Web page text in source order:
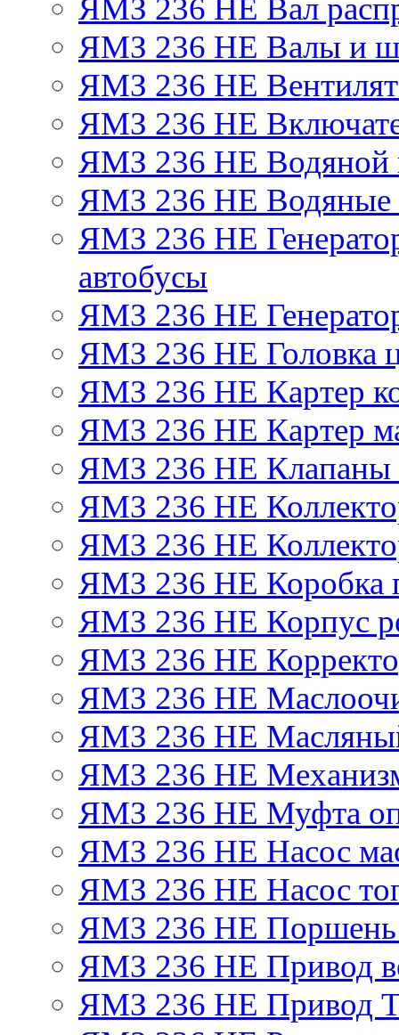
ЯМЗ 236 НЕ Вал
ЯМЗ 236 НЕ Валы и
ЯМЗ 236 НЕ
ЯМЗ 236 НЕ
ЯМЗ 236 НЕ Водяной
ЯМЗ 236 НЕ Водяные
ЯМЗ 236 НЕ
автобусы
ЯМЗ 236 НЕ
ЯМЗ 236 НЕ Головка
ЯМЗ 236 НЕ Картер
ЯМЗ 236 НЕ Картер
ЯМЗ 236 НЕ Клапаны
ЯМЗ 236 НЕ
ЯМЗ 236 НЕ
ЯМЗ 236 НЕ Коробка
ЯМЗ 236 НЕ Корпус
ЯМЗ 236 НЕ
ЯМЗ 236 НЕ
ЯМЗ 236 НЕ Масляный
ЯМЗ 236 НЕ
ЯМЗ 236 НЕ Муфта
ЯМЗ 236 НЕ Насос
ЯМЗ 236 НЕ Насос
ЯМЗ 236 НЕ Поршень
ЯМЗ 236 НЕ Привод
ЯМЗ 236 НЕ Привод